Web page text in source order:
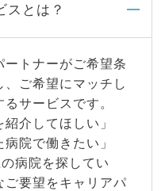
スとは？
トナーがご希望条
ご希望にマッチし
サービスです。
介してほしい」
院で働きたい」
病院を探してい
ご要望をキャリアパ